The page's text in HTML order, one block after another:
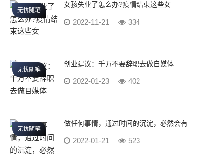
无忧随笔
女孩失业了怎么办?疫情结束这些女
2022-11-21 334
无忧随笔
创业建议：千万不要辞职去做自媒体
2022-01-23 402
无忧随笔
做任何事情，通过时间的沉淀，必然会有
2022-01-21 523